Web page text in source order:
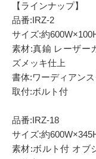
Q＆A
お気に入り
【ラインナップ】
品番:IRZ-2
サイズ:約
素材:真鍮 レーザー
ズメッキ仕上
書体:ワーディアンス
取付:ボルト付
品番:IRZ-18
サイズ:約
素材:ボルト付 オブ